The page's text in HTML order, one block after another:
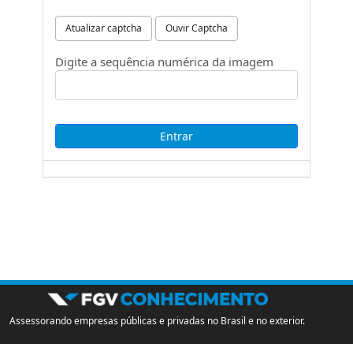
Atualizar captcha Ouvir Captcha
Digite a sequência numérica da imagem
Assessorando empresas públicas e privadas no Brasil e no exterior.